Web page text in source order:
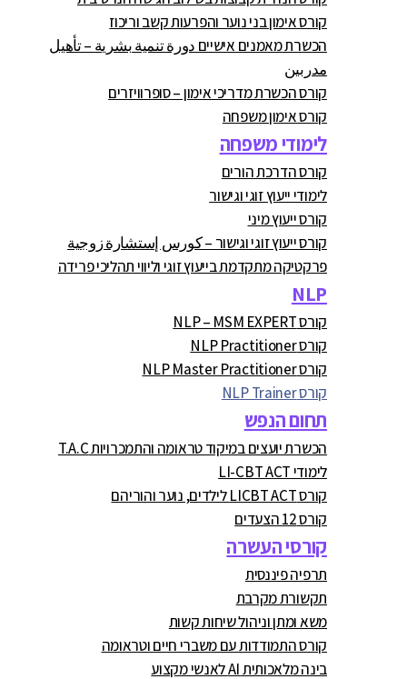
קורס אימון בני נוער והפרעות קשב וריכוז
הכשרת מאמנים אישיים دورة تنمية بشرية – تأهيل
مدربين
קורס הכשרת מדריכי אימון – סופרוויזרים
קורס אימון משפחה
לימודי משפחה
קורס הדרכת הורים
לימודי ייעוץ זוגי וגישור
קורס ייעוץ מיני
קורס ייעוץ זוגי וגישור – كورس إستشارة زوجية
פרקטיקה מתקדמת בייעוץ זוגי וליווי תהליכי פרידה
NLP
קורס NLP – MSM EXPERT
קורס NLP Practitioner
קורס NLP Master Practitioner
קורס NLP Trainer
תחום הנפש
הכשרת יועצים במיקוד טראומה והתמכרויות T.A.C
לימודי LI-CBT ACT
קורס LICBT ACT לילדים, נוער והוריהם
קורס 12 הצעדים
קורסי העשרה
תרפיה פיננסית
תקשורת מקרבת
משא ומתן וניהול שיחות קשות
קורס התמודדות עם משברי חיים וטראומה
בינה מלאכותית AI לאנשי מקצוע